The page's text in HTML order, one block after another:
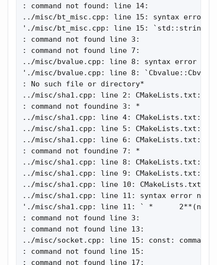
: command not found: line 14:
../misc/bt_misc.cpp: line 15: syntax error
'./misc/bt_misc.cpp: line 15: `std::string
: command not found line 3:
: command not found line 7:
../misc/bvalue.cpp: line 8: syntax error
'./misc/bvalue.cpp: line 8:
: No such file or directory*
../misc/sha1.cpp: line 2: CMakeLists.txt:
: command not foundine 3: *
../misc/sha1.cpp: line 4: CMakeLists.txt:
../misc/sha1.cpp: line 5: CMakeLists.txt:
../misc/sha1.cpp: line 6: CMakeLists.txt:
: command not foundine 7: *
../misc/sha1.cpp: line 8: CMakeLists.txt:
../misc/sha1.cpp: line 9: CMakeLists.txt:
../misc/sha1.cpp: line 10: CMakeLists.txt:
../misc/sha1.cpp: line 11: syntax error near
'./misc/sha1.cpp: line 11: ` *      2**(n/2)
: command not found line 3:
: command not found line 13:
../misc/socket.cpp: line 15: const: command
: command not found line 15:
: command not found line 17: